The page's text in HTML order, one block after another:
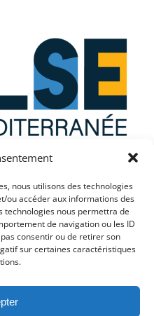
nous utilisons des technologies
ou accéder aux informations des
technologies nous permettra de
de navigation ou les ID
consentir ou de retirer son
sur certaines caractéristiques
vous ?